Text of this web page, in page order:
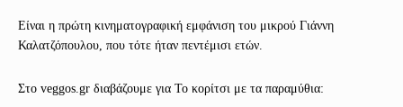
Είναι η πρώτη κινηματογραφική εμφάνιση του μικρού Γιάννη
Καλατζόπουλου, που τότε ήταν πεντέμισι ετών.
Στο veggos.gr διαβάζουμε για Το κορίτσι με τα παραμύθια: